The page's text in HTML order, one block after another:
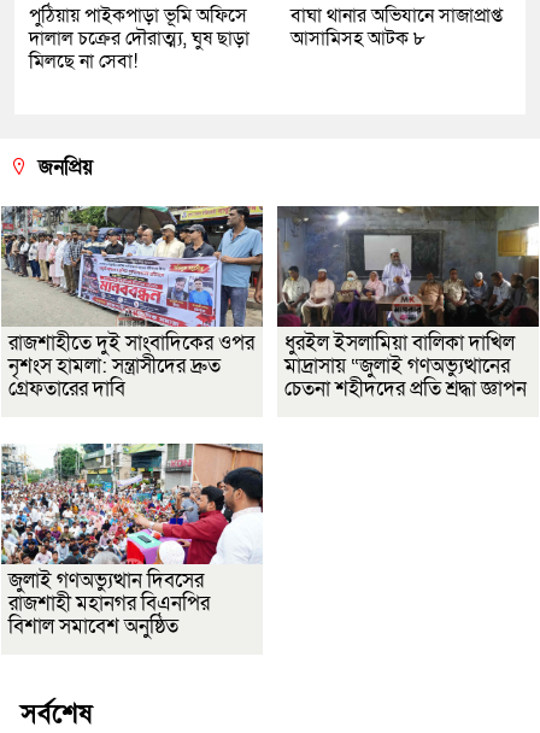
পুঠিয়ায় পাইকপাড়া ভূমি অফিসে
দালাল চক্রের দৌরাত্ম্য, ঘুষ ছাড়া
মিলছে না সেবা!
বাঘা থানার অভিযানে সাজাপ্রাপ্ত
আসামিসহ আটক ৮
জনপ্রিয়
রাজশাহীতে দুই সাংবাদিকের ওপর
নৃশংস হামলা: সন্ত্রাসীদের দ্রুত
গ্রেফতারের দাবি
ধুরইল ইসলামিয়া বালিকা দাখিল
মাদ্রাসায় “জুলাই গণঅভ্যুত্থানের
চেতনা শহীদদের প্রতি শ্রদ্ধা জ্ঞাপন
জুলাই গণঅভ্যুত্থান দিবসের
রাজশাহী মহানগর বিএনপির
বিশাল সমাবেশ অনুষ্ঠিত
সর্বশেষ